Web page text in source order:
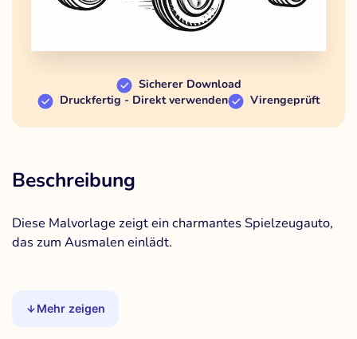
Sicherer Download
Druckfertig - Direkt verwenden
Virengeprüft
Beschreibung
Diese Malvorlage zeigt ein charmantes Spielzeugauto,
das zum Ausmalen einlädt.
Mehr zeigen